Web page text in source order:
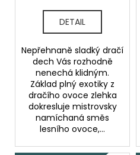
DETAIL
Nepřehnaně sladký dračí
dech Vás rozhodně
nenechá klidným.
Základ plný exotiky z
dračího ovoce zlehka
dokresluje mistrovsky
namíchaná směs
lesního ovoce,...